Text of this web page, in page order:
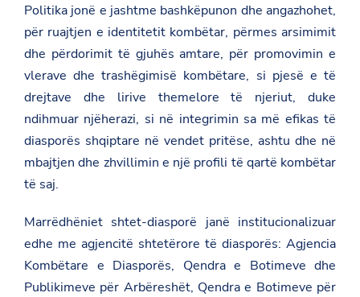
Politika jonë e jashtme bashkëpunon dhe angazhohet,
për ruajtjen e identitetit kombëtar, përmes arsimimit
dhe përdorimit të gjuhës amtare, për promovimin e
vlerave dhe trashëgimisë kombëtare, si pjesë e të
drejtave dhe lirive themelore të njeriut, duke
ndihmuar njëherazi, si në integrimin sa më efikas të
diasporës shqiptare në vendet pritëse, ashtu dhe në
mbajtjen dhe zhvillimin e një profili të qartë kombëtar
të saj.
Marrëdhëniet shtet-diasporë janë institucionalizuar
edhe me agjencitë shtetërore të diasporës: Agjencia
Kombëtare e Diasporës, Qendra e Botimeve dhe
Publikimeve për Arbëreshët, Qendra e Botimeve për